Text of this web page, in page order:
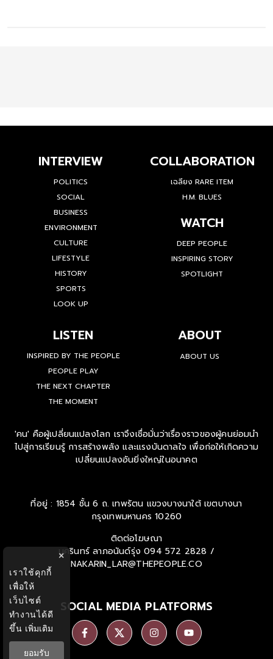
INTERVIEW
POLITICS
SOCIAL
BUSINESS
ENVIRONMENT
CULTURE
LIFESTYLE
HISTORY
SPORTS
LOOK UP
COLLABORATION
เฉลียง RARE ITEM
H.M. BLUES
WATCH
DEEP PEOPLE
INSPIRING STORY
SPOTLIGHT
LISTEN
INSPIRED BY THE PEOPLE
PEOPLE PLAY
THE NEXT CHAPTER
THE MOMENT
ABOUT
ABOUT US
'คน' คือผู้เปลี่ยนแปลงโลก เราจึงเชื่อมั่นว่าเรื่องราวของผู้คนย่อมนำ
ไปสู่การเรียนรู้ การสร้างพลัง และแรงบันดาลใจ เพื่อก่อให้เกิดความ
เปลี่ยนแปลงอันยิ่งใหญ่ในอนาคต
ที่อยู่ : 1854 ชั้น 6 ถ. เทพรัตน แขวงบางนาใต้ เขตบางนา
กรุงเทพมหานคร 10260
ติดต่อโฆษณา
นครินทร์ ลาภอนันด์รุ่ง 094 572 2828 /
NAKARIN_LAR@THEPEOPLE.CO
SOCIAL MEDIA PLATFORMS
×
เราใช้คุกกี้
เพื่อให้
เว็บไซต์
ทำงานได้ดี
ขึ้น เพิ่มเติม
ยอมรับ